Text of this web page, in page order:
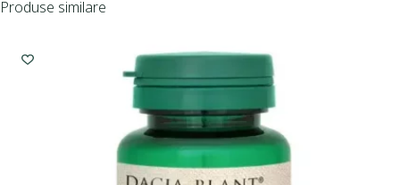
Produse similare